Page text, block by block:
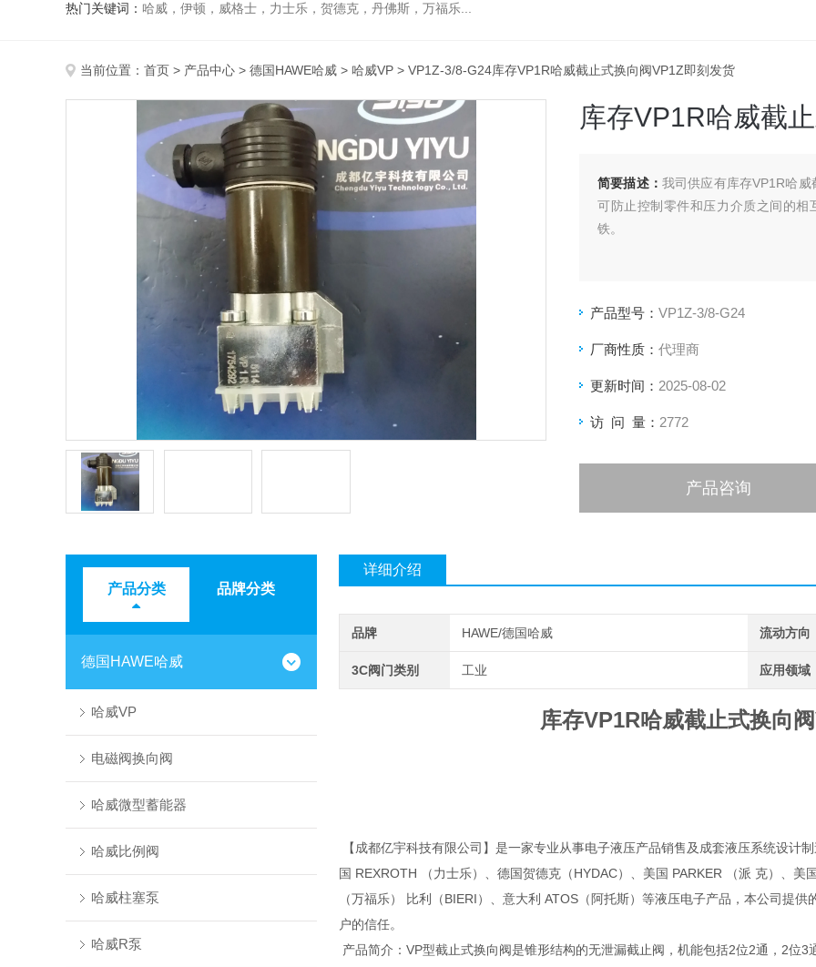
热门关键词： 哈威，伊顿，威格士，力士乐，贺德克，丹佛斯，万福乐...
当前位置： 首页 > 产品中心 > 德国HAWE哈威 > 哈威VP > VP1Z-3/8-G24库存VP1R哈威截止式换向阀VP1Z即刻发货
库存VP1R哈威截
简要描述： 我司供应有库存VP1R哈
可防止控制零件和压力介质之间的
铁。
产品型号： VP1Z-3/8-G24
厂商性质： 代理商
更新时间： 2025-08-02
访 问 量： 2772
产品咨询
产品分类 品牌分类
德国HAWE哈威
哈威VP
电磁阀换向阀
哈威微型蓄能器
哈威比例阀
哈威柱塞泵
哈威R泵
详细介绍
品牌 HAWE/德国哈威 流动方向
3C阀门类别 工业 应用领域
库存VP1R哈威截止式换向
【成都亿宇科技有限公司】是一家专业从事电子液压产品销售及成套液压系统设计
国 REXROTH （力士乐）、德国贺德克（HYDAC）、美国 PARKER （派 克）、
（万福乐） 比利（BIERI）、意大利 ATOS（阿托斯）等液压电子产品，本公司提
户的信任。
产品简介：VP型截止式换向阀是锥形结构的无泄漏截止阀，机能包括2位2通，2位